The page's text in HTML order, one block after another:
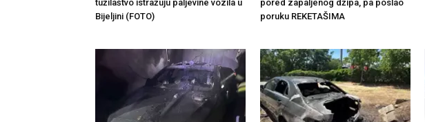
tužilaštvo istražuju paljevine vozila u
Bijeljini (FOTO)
pored zapaljenog džipa, pa poslao
poruku REKETAŠIMA